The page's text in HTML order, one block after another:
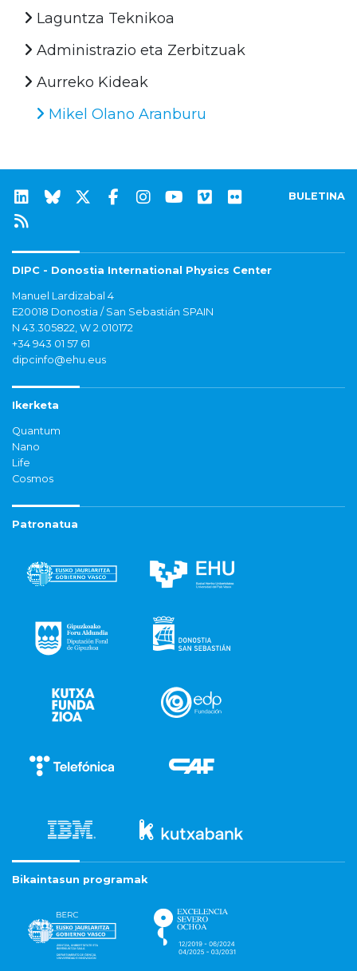
Laguntza Teknikoa
Administrazio eta Zerbitzuak
Aurreko Kideak
Mikel Olano Aranburu
BULETINA
DIPC - Donostia International Physics Center
Manuel Lardizabal 4
E20018 Donostia / San Sebastián SPAIN
N 43.305822, W 2.010172
+34 943 01 57 61
dipcinfo@ehu.eus
Ikerketa
Quantum
Nano
Life
Cosmos
Patronatua
Bikaintasun programak